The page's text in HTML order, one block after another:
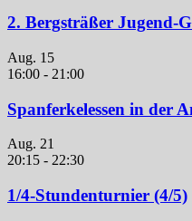
2. Bergsträßer Jugend-
Aug. 15
16:00 - 21:00
Spanferkelessen in der
Aug. 21
20:15 - 22:30
1/4-Stundenturnier (4/5)